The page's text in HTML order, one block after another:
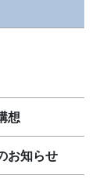
想
お知らせ